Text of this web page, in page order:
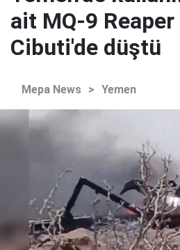
ait MQ-9
Cibuti'de düştü
Mepa News > Yemen